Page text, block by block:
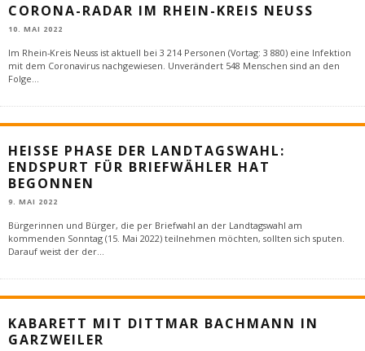
CORONA-RADAR IM RHEIN-KREIS NEUSS
10. MAI 2022
Im Rhein-Kreis Neuss ist aktuell bei 3 214 Personen (Vortag: 3 880) eine Infektion
mit dem Coronavirus nachgewiesen. Unverändert 548 Menschen sind an den
Folge
HEISSE PHASE DER LANDTAGSWAHL: E
NDSPURT FÜR BRIEFWÄHLER HAT B
EGONNEN
9. MAI 2022
Bürgerinnen und Bürger, die per Briefwahl an der Landtagswahl am
kommenden Sonntag (15. Mai 2022) teilnehmen möchten, sollten sich sputen.
Darauf weist der der
KABARETT MIT DITTMAR BACHMANN IN
GARZWEILER